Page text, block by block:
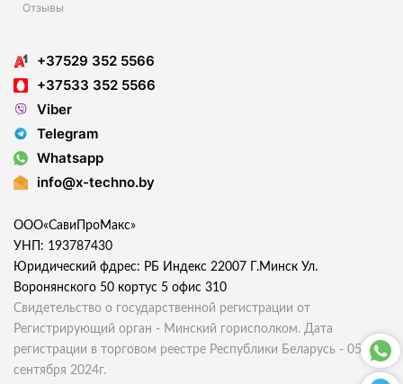
Отзывы
+37529 352 5566
+37533 352 5566
Viber
Telegram
Whatsapp
info@x-techno.by
ООО«СавиПроМакс»
УНП: 193787430
Юридический фдрес: РБ Индекс 22007 Г.Минск Ул.
Воронянского 50 кортус 5 офис 310
Свидетельство о государственной регистрации от
Регистрирующий орган - Минский горисполком. Дата
регистрации в торговом реестре Республики Беларусь - 05
сентября 2024г.